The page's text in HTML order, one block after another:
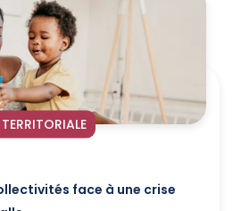
face à une crise